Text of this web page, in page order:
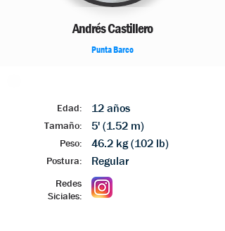
Andrés Castillero
Punta Barco
Edad:
Tamaño:
Peso:
Postura:
12 años
5' (1.52 m)
46.2 kg (102 lb)
Regular
Redes
Siciales: